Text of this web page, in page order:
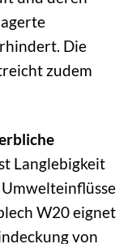
Die
zudem
Langlebigkeit
W20 eignet
von